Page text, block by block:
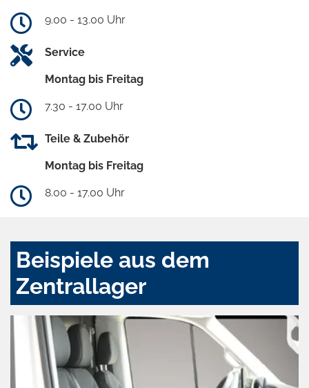
9.00 - 13.00 Uhr
Service
Montag bis Freitag
7.30 - 17.00 Uhr
Teile & Zubehör
Montag bis Freitag
8.00 - 17.00 Uhr
Beispiele aus dem
Zentrallager